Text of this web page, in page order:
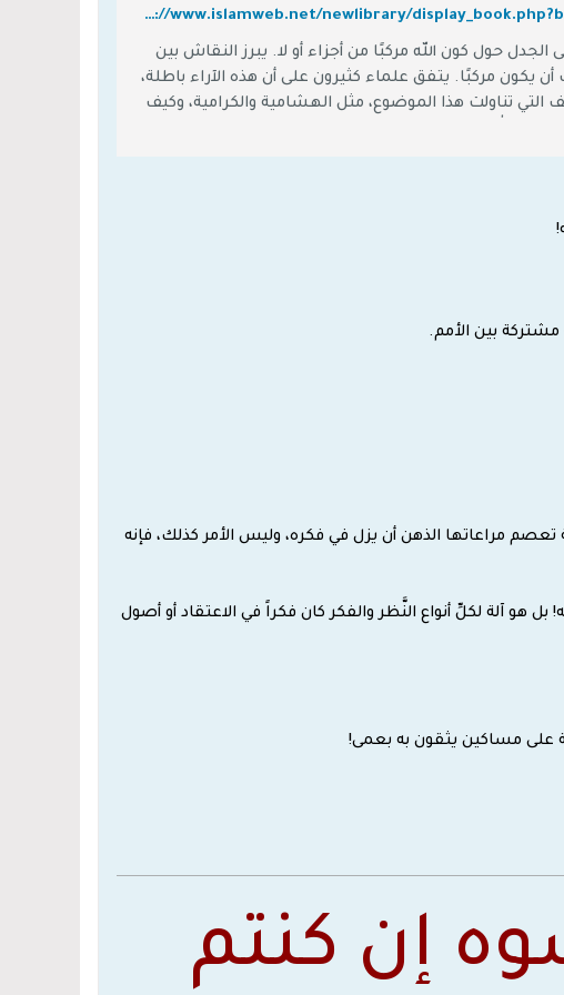
http://www.islamweb.net/newlibrary/display_book.php?bk_no=22&ID=561&idfrom=930&idto=961&bookid=22&startno=18
حول كون الله مركبًا من أجزاء أو لا. يبرز النقاش بين
يكون مركبًا. يتفق علماء كثيرون على أن هذه الآراء باطلة،
تناولت هذا الموضوع، مثل الهشامية والكرامية، وكيف
مشتركة بين الأمم.
تعصم مراعاتها الذهن أن يزل في فكره، وليس الأمر كذلك، فإنه
هو آلة لكلِّ أنواع النَّظر والفكر كان فكراً في الاعتقاد أو أصول
على مساكين يثقون به بعمى!
إن كنتم